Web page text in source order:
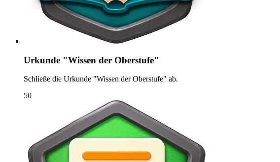
Urkunde "Wissen der Oberstufe"
Schließe die Urkunde "Wissen der Oberstufe" ab.
50